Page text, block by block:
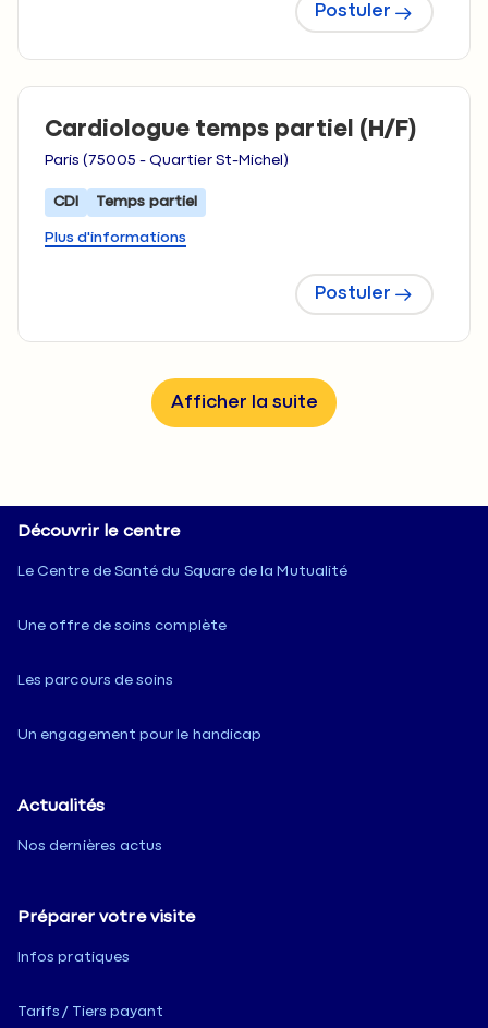
Postuler
Cardiologue temps partiel (H/F)
Paris (75005 - Quartier St-Michel)
CDI Temps partiel
Plus d'informations
Postuler
Afficher la suite
Découvrir le centre
Le Centre de Santé du Square de la Mutualité
Une offre de soins complète
Les parcours de soins
Un engagement pour le handicap
Actualités
Nos dernières actus
Préparer votre visite
Infos pratiques
Tarifs / Tiers payant